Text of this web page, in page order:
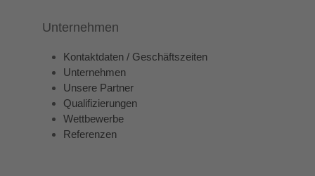
Unternehmen
Kontaktdaten / Geschäftszeiten
Unternehmen
Unsere Partner
Qualifizierungen
Wettbewerbe
Referenzen